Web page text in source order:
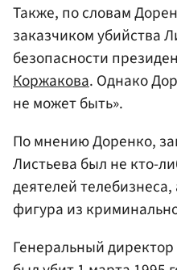
Также, по словам
заказчиком убийства
безопасности
Коржакова. Однако
не может быть».
По мнению Доренко,
Листьева был не кто-
деятелей
фигура из
Генеральный директор